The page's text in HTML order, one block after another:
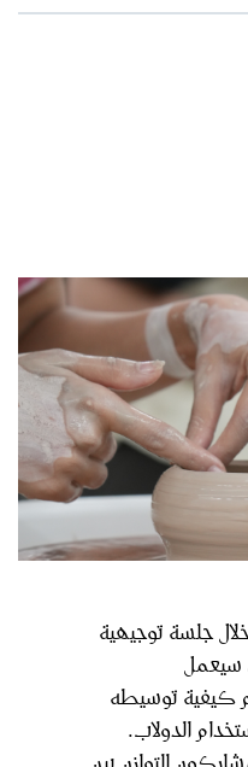
جلسة توجيهية
سيعمل
كيفية توسيطه
الدولاب.